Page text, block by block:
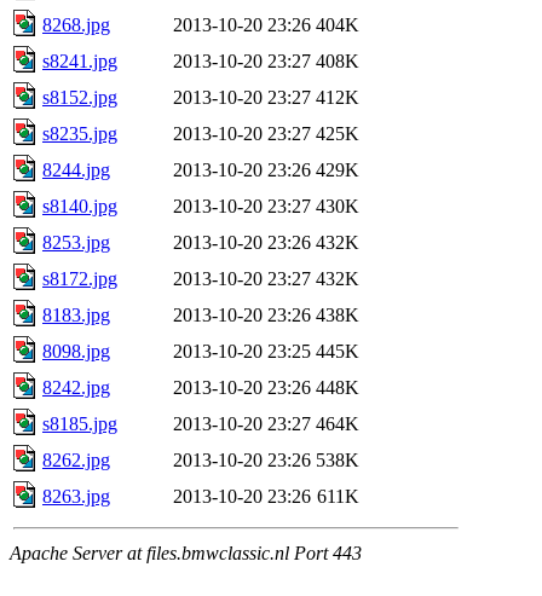
8268.jpg
2013-10-20 23:26 404K
s8241.jpg
2013-10-20 23:27 408K
s8152.jpg
2013-10-20 23:27 412K
s8235.jpg
2013-10-20 23:27 425K
8244.jpg
2013-10-20 23:26 429K
s8140.jpg
2013-10-20 23:27 430K
8253.jpg
2013-10-20 23:26 432K
s8172.jpg
2013-10-20 23:27 432K
8183.jpg
2013-10-20 23:26 438K
8098.jpg
2013-10-20 23:25 445K
8242.jpg
2013-10-20 23:26 448K
s8185.jpg
2013-10-20 23:27 464K
8262.jpg
2013-10-20 23:26 538K
8263.jpg
2013-10-20 23:26 611K
Apache Server at files.bmwclassic.nl Port 443